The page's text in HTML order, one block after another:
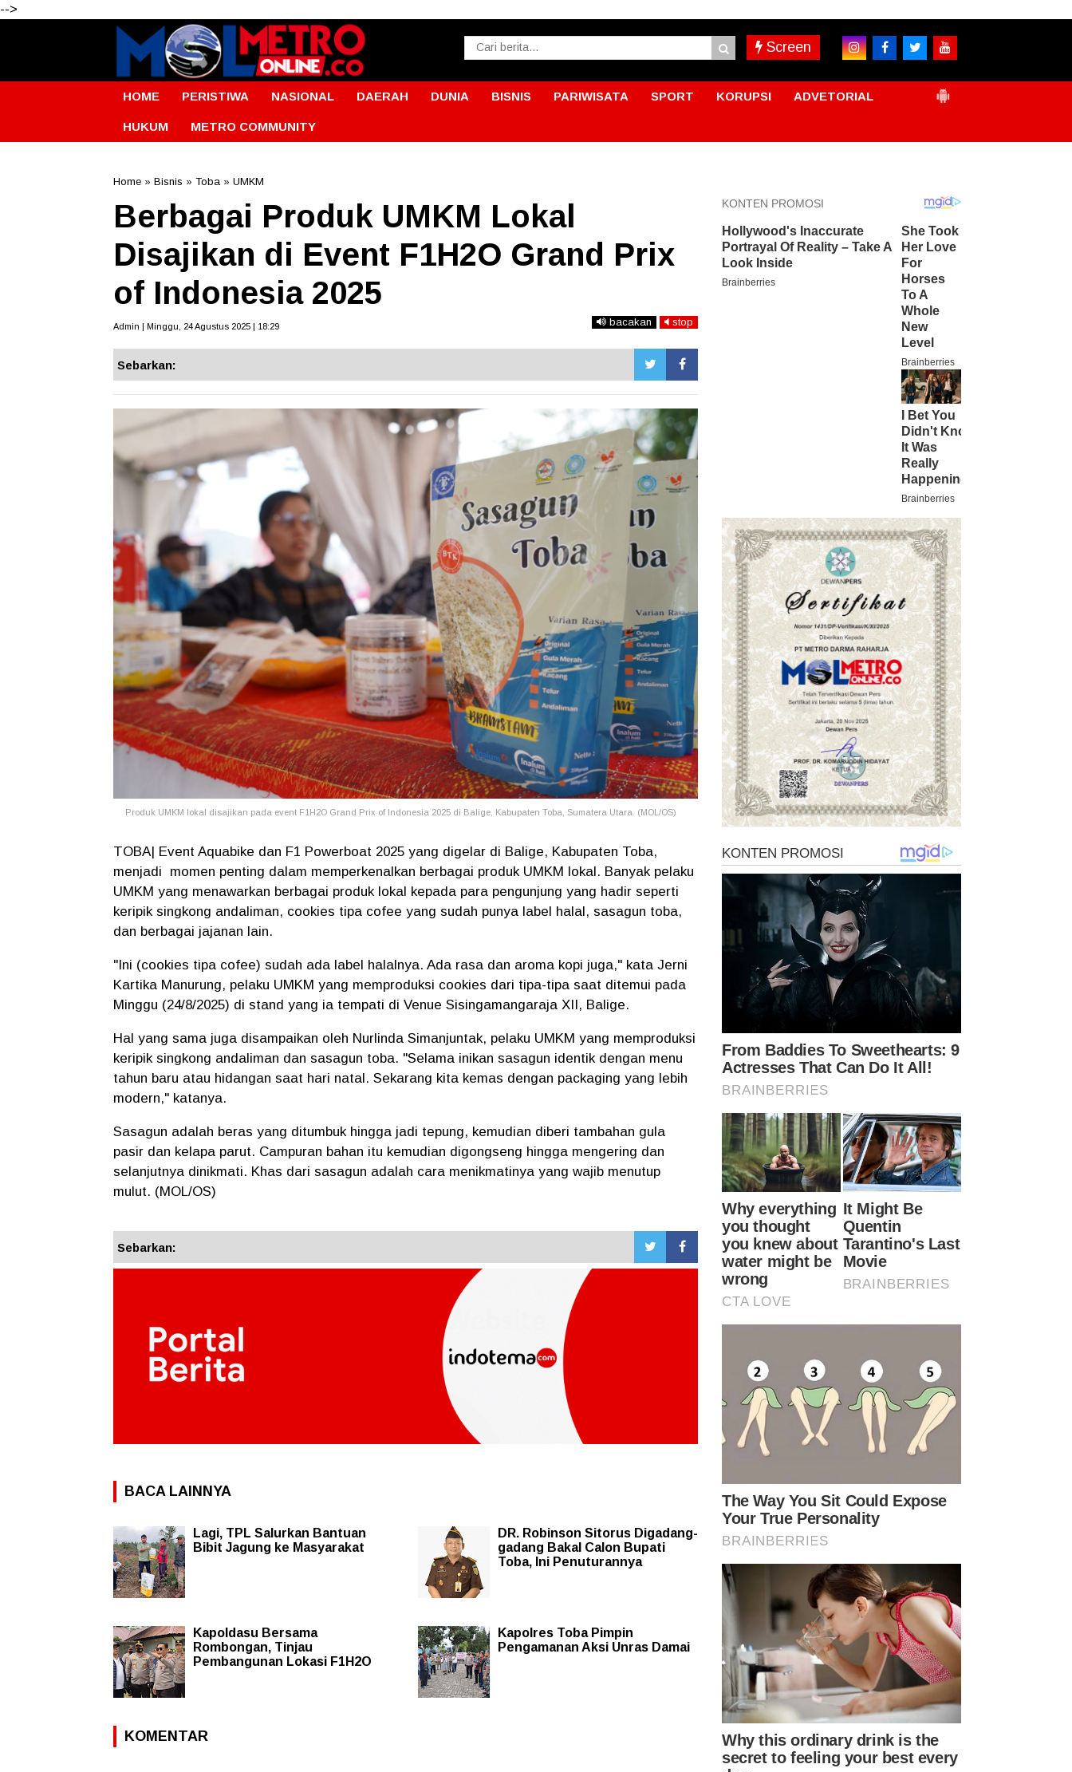
-->
Screen
HOME PERISTIWA NASIONAL DAERAH DUNIA BISNIS PARIWISATA SPORT KORUPSI ADVETORIAL
HUKUM METRO COMMUNITY
Home » Bisnis » Toba » UMKM
Berbagai Produk UMKM Lokal
Disajikan di Event F1H2O Grand Prix
of Indonesia 2025
Admin | Minggu, 24 Agustus 2025 | 18:29 bacakan stop
Sebarkan:
Produk UMKM lokal disajikan pada event F1H2O Grand Prix of Indonesia 2025 di Balige, Kabupaten Toba, Sumatera Utara. (MOL/OS)
TOBA| Event Aquabike dan F1 Powerboat 2025 yang digelar di Balige, Kabupaten Toba,
menjadi momen penting dalam memperkenalkan berbagai produk UMKM lokal. Banyak pelaku
UMKM yang menawarkan berbagai produk lokal kepada para pengunjung yang hadir seperti
keripik singkong andaliman, cookies tipa cofee yang sudah punya label halal, sasagun toba,
dan berbagai jajanan lain.
"Ini (cookies tipa cofee) sudah ada label halalnya. Ada rasa dan aroma kopi juga," kata Jerni
Kartika Manurung, pelaku UMKM yang memproduksi cookies dari tipa-tipa saat ditemui pada
Minggu (24/8/2025) di stand yang ia tempati di Venue Sisingamangaraja XII, Balige.
Hal yang sama juga disampaikan oleh Nurlinda Simanjuntak, pelaku UMKM yang memproduksi
keripik singkong andaliman dan sasagun toba. "Selama inikan sasagun identik dengan menu
tahun baru atau hidangan saat hari natal. Sekarang kita kemas dengan packaging yang lebih
modern," katanya.
Sasagun adalah beras yang ditumbuk hingga jadi tepung, kemudian diberi tambahan gula
pasir dan kelapa parut. Campuran bahan itu kemudian digongseng hingga mengering dan
selanjutnya dinikmati. Khas dari sasagun adalah cara menikmatinya yang wajib menutup
mulut. (MOL/OS)
Sebarkan:
BACA LAINNYA
Lagi, TPL Salurkan Bantuan
Bibit Jagung ke Masyarakat
DR. Robinson Sitorus Digadang-
gadang Bakal Calon Bupati
Toba, Ini Penuturannya
Kapoldasu Bersama
Rombongan, Tinjau
Pembangunan Lokasi F1H2O
Kapolres Toba Pimpin
Pengamanan Aksi Unras Damai
KOMENTAR